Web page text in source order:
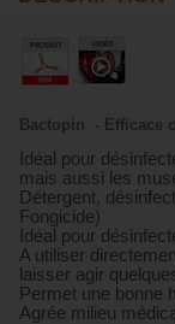
Bactopin - Efficace
Idéal pour
mais aussi les
Détergent,
Fongicide)
Idéal pour
A utiliser
laisser agir
Permet une bonne
Agrée milieu